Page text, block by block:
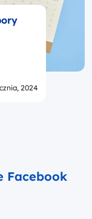
2024
Facebook